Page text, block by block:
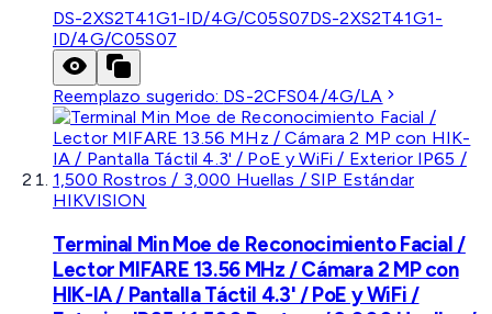
DS-2XS2T41G1-ID/4G/C05S07DS-2XS2T41G1-
ID/4G/C05S07
Reemplazo sugerido: DS-2CFS04/4G/LA
HIKVISION
Terminal Min Moe de Reconocimiento Facial /
Lector MIFARE 13.56 MHz / Cámara 2 MP con
HIK-IA / Pantalla Táctil 4.3' / PoE y WiFi /